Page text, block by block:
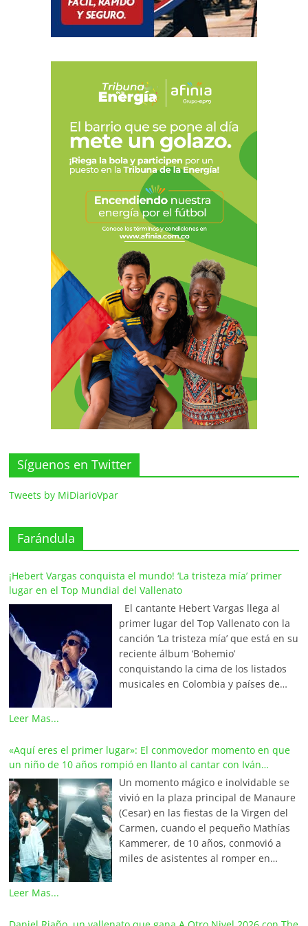
Síguenos en Twitter
Tweets by MiDiarioVpar
Farándula
¡Hebert Vargas conquista el mundo! ‘La tristeza mía’ primer
lugar en el Top Mundial del Vallenato
El cantante Hebert Vargas llega al
primer lugar del Top Vallenato con la
canción ‘La tristeza mía’ que está en su
reciente álbum ‘Bohemio’
conquistando la cima de los listados
musicales en Colombia y países de
lugar de La Red Mundial de Vallenato,
una prestigiosa alianza internacional
que integra a los locutores,
periodistas y programadores más
destacados de Colombia, Venezuela,
Ecuador, México, Estados Unidos,
Aruba y el continente europeo. En
Valledupar, La Capital Mundial del
Vallenato, la canción lidera los listados
Leer Mas...
«Aquí eres el primer lugar»: El conmovedor momento en que
un niño de 10 años rompió en llanto al cantar con Iván
Villazón
Un momento mágico e inolvidable se
vivió en la plaza principal de Manaure
(Cesar) en las fiestas de la Virgen del
Carmen, cuando el pequeño Mathías
Kammerer, de 10 años, conmovió a
miles de asistentes al romper en
pausa en el concierto, Mathías se
Leer Mas...